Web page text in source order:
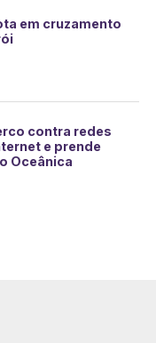
em cruzamento
contra redes
e prende
Oceânica